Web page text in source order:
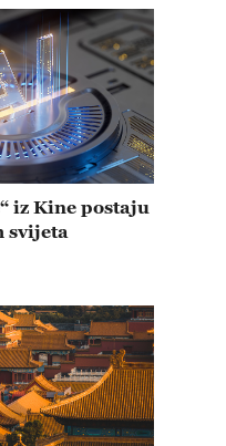
iz Kine postaju
svijeta